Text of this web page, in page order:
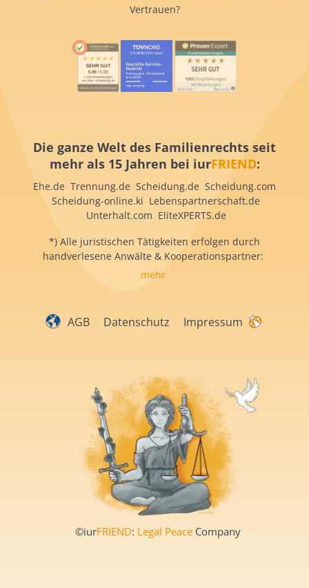
Vertrauen?
Die ganze Welt des Familienrechts seit
mehr als 15 Jahren bei iurFRIEND:
Ehe.de Trennung.de Scheidung.de Scheidung.com
Scheidung-online.ki Lebenspartnerschaft.de
Unterhalt.com EliteXPERTS.de
*) Alle juristischen Tätigkeiten erfolgen durch
handverlesene Anwälte & Kooperationspartner:
mehr
AGB Datenschutz Impressum
©iurFRIEND: Legal Peace Company